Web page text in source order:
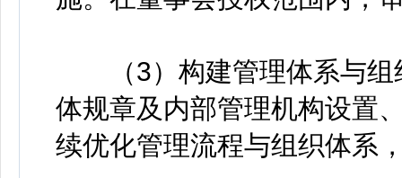
（3）构建管理体系与组
体规章及内部管理机构设置
续优化管理流程与组织体系